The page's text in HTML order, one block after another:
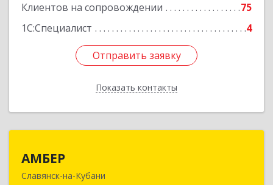
Клиентов на сопровождении
75
1С:Специалист
4
Отправить заявку
Показать контакты
Отправить заявку
Назад
АМБЕР
Славянск-на-Кубани
353562, Краснодарский край, Славянский р-н,